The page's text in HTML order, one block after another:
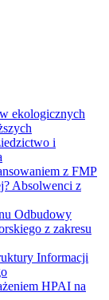
ekologicznych
i
z FMP
Absolwenci z
Odbudowy
z zakresu
Informacji
HPAI na